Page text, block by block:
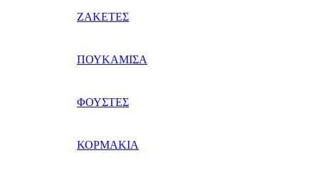
ΖΑΚΕΤΕΣ
ΠΟΥΚΑΜΙΣΑ
ΦΟΥΣΤΕΣ
ΚΟΡΜΑΚΙΑ